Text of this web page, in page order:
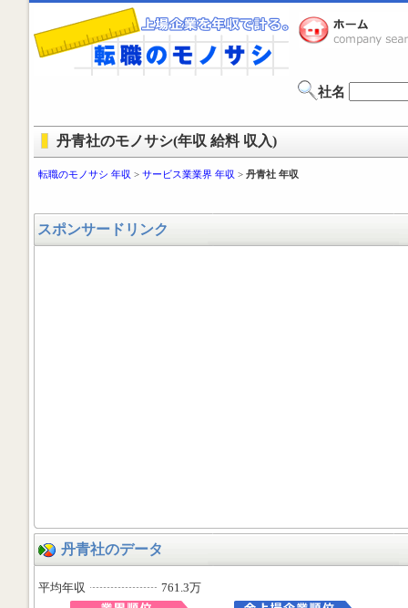
社名
丹青社のモノサシ(年収 給料 収入)
転職のモノサシ 年収 > サービス業業界 年収 > 丹青社 年収
スポンサードリンク
丹青社のデータ
平均年収 761.3万